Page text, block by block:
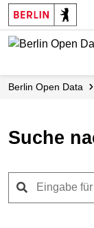
Skip
to
main
Berlin Open Data
Suche